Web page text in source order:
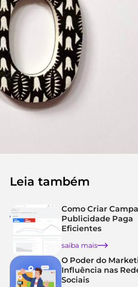
Leia também
Como Criar
Publicidade Paga
Eficientes
saiba mais
O Poder do
Influência nas
Sociais